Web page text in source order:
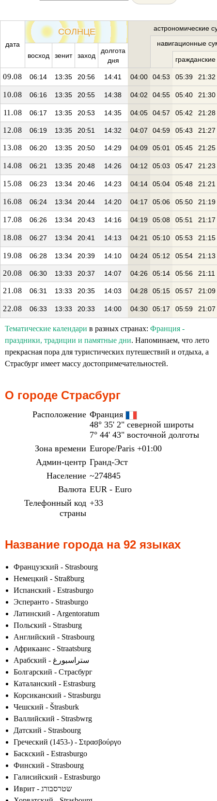
дата
СОЛНЦЕ
астрономические
навигационные
восход
зенит заход
долгота
дня
гражданские
09.08 06:14 13:35 20:56 14:41 04:00 04:53 05:39 21:32
10.08 06:16 13:35 20:55 14:38 04:02 04:55 05:40 21:30
11.08 06:17 13:35 20:53 14:35 04:05 04:57 05:42 21:28
12.08 06:19 13:35 20:51 14:32 04:07 04:59 05:43 21:27
13.08 06:20 13:35 20:50 14:29 04:09 05:01 05:45 21:25
14.08 06:21 13:35 20:48 14:26 04:12 05:03 05:47 21:23
15.08 06:23 13:34 20:46 14:23 04:14 05:04 05:48 21:21
16.08 06:24 13:34 20:44 14:20 04:17 05:06 05:50 21:19
17.08 06:26 13:34 20:43 14:16 04:19 05:08 05:51 21:17
18.08 06:27 13:34 20:41 14:13 04:21 05:10 05:53 21:15
19.08 06:28 13:34 20:39 14:10 04:24 05:12 05:54 21:13
20.08 06:30 13:33 20:37 14:07 04:26 05:14 05:56 21:11
21.08 06:31 13:33 20:35 14:03 04:28 05:15 05:57 21:09
22.08 06:33 13:33 20:33 14:00 04:30 05:17 05:59 21:07
Тематические календари в разных странах: Франция -
праздники, традиции и памятные дни. Напоминаем, что лето
прекрасная пора для туристических путешествий и отдыха, а
Страсбург имеет массу достопримечательностей.
О городе Страсбург
Расположение Франция
48° 35' 2" северной широты
7° 44' 43" восточной долготы
Зона времени Europe/Paris +01:00
Админ-центр Гранд-Эст
Население ~274845
Валюта EUR - Euro
Телефонный код
страны
+33
Название города на 92 языках
Французский - Strasbourg
Немецкий - Straßburg
Испанский - Estrasburgo
Эсперанто - Strasburgo
Латинский - Argentoratum
Польский - Strasburg
Английский - Strasbourg
Африкаанс - Straatsburg
Арабский - ستراسبورغ
Болгарский - Страсбург
Каталанский - Estrasburg
Корсиканский - Strasburgu
Чешский - Štrasburk
Валлийский - Strasbwrg
Датский - Strasbourg
Греческий (1453-) - Στρασβούργο
Баскский - Estrasburgo
Финский - Strasbourg
Галисийский - Estrasburgo
Иврит - שטרסבורג